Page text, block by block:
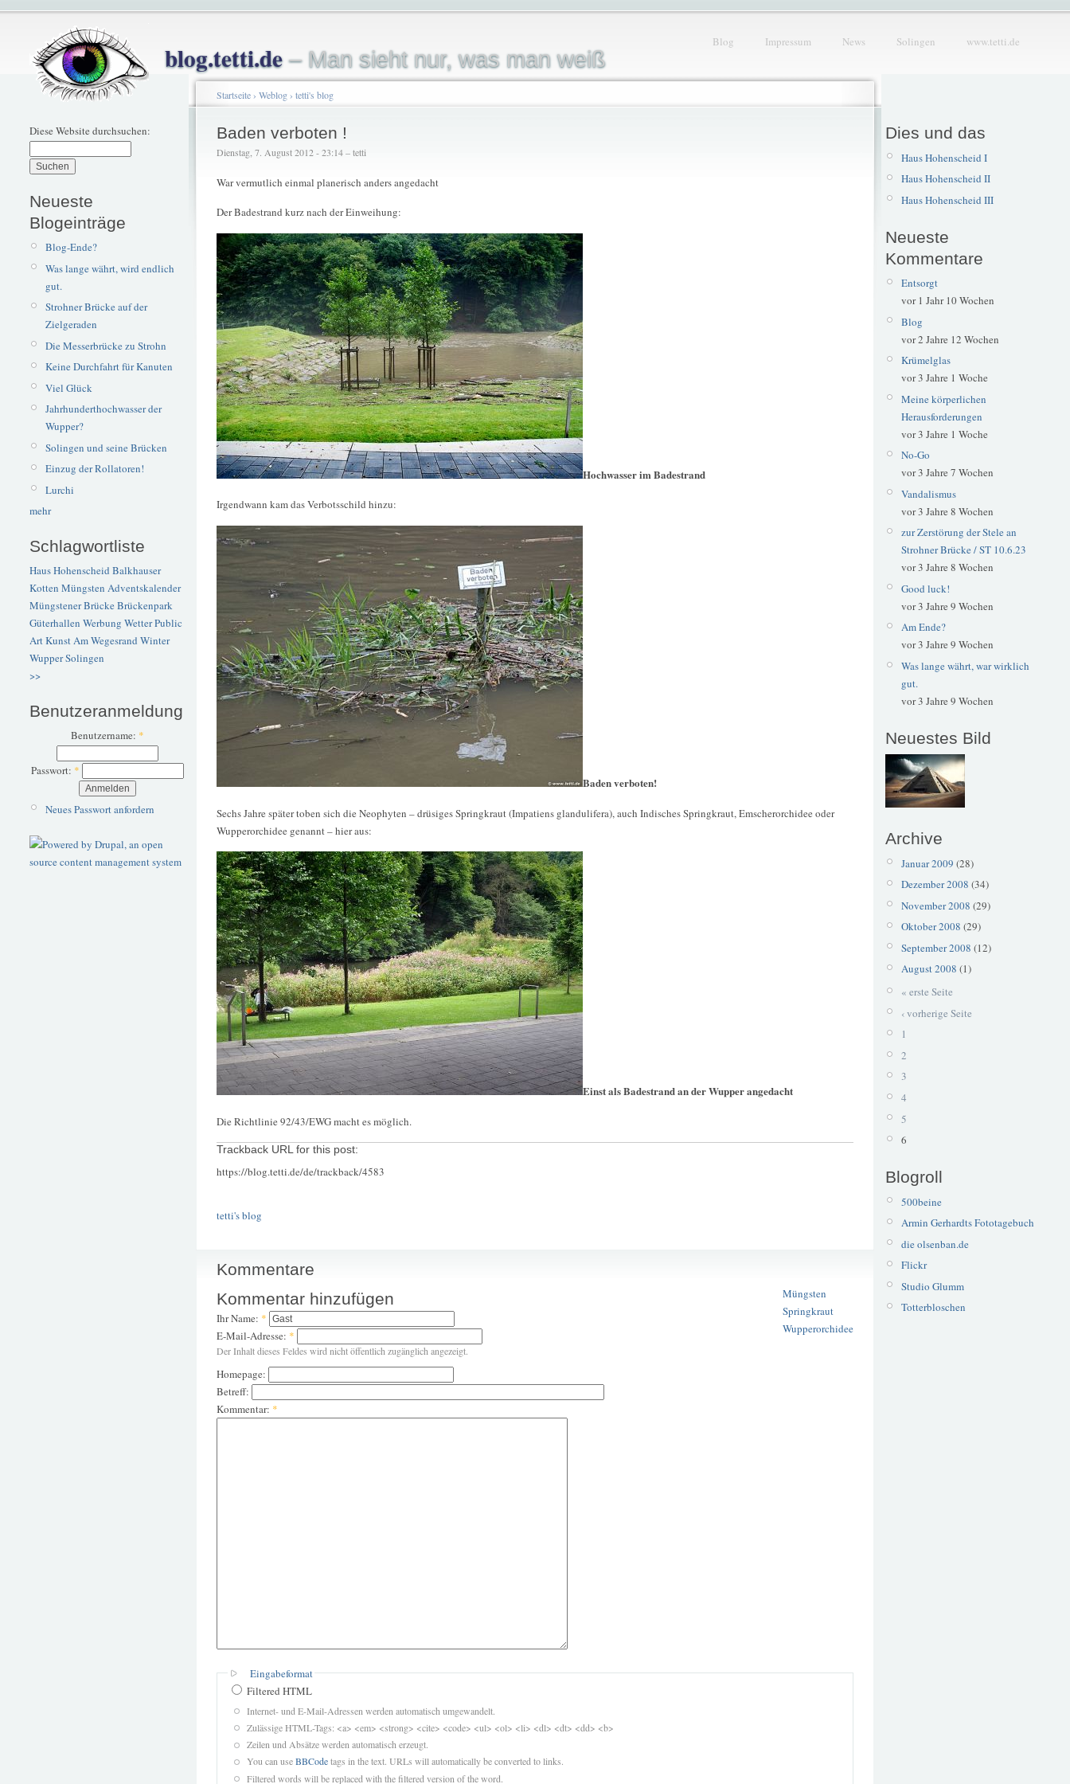
blog.tetti.de– Man sieht nur, was man weiß
Blog Impressum News Solingen www.tetti.de
Diese Website durchsuchen:
Neueste
Blogeinträge
Blog-Ende?
Was lange währt, wird endlich
gut.
Strohner Brücke auf der
Zielgeraden
Die Messerbrücke zu Strohn
Keine Durchfahrt für Kanuten
Viel Glück
Jahrhunderthochwasser der
Wupper?
Solingen und seine Brücken
Einzug der Rollatoren!
Lurchi
mehr
Schlagwortliste
Haus Hohenscheid Balkhauser
Kotten Müngsten Adventskalender
Müngstener BrückeBrückenpark
Güterhallen Werbung WetterPublic
ArtKunstAm Wegesrand Winter
WupperSolingen
>>
Benutzeranmeldung
Benutzername: *
Passwort: *
Neues Passwort anfordern
Startseite› Weblog› tetti's blog
Baden verboten !
Dienstag, 7. August 2012 - 23:14 – tetti
War vermutlich einmal planerisch anders angedacht
Der Badestrand kurz nach der Einweihung:
Hochwasser im Badestrand
Irgendwann kam das Verbotsschild hinzu:
Baden verboten!
Sechs Jahre später toben sich die Neophyten – drüsiges Springkraut (Impatiens glandulifera), auch Indisches Springkraut, Emscherorchidee oder
Wupperorchidee genannt – hier aus:
Einst als Badestrand an der Wupper angedacht
Die Richtlinie 92/43/EWG macht es möglich.
Trackback URL for this post:
https://blog.tetti.de/de/trackback/4583
tetti's blog
Müngsten
Springkraut
Wupperorchidee
Kommentare
Kommentar hinzufügen
Ihr Name: *
E-Mail-Adresse: *
Der Inhalt dieses Feldes wird nicht öffentlich zugänglich angezeigt.
Homepage:
Betreff:
Kommentar: *
Eingabeformat
Filtered HTML
Internet- und E-Mail-Adressen werden automatisch umgewandelt.
Zulässige HTML-Tags: <a> <em> <strong> <cite> <code> <ul> <ol> <li> <dl> <dt> <dd> <b>
Zeilen und Absätze werden automatisch erzeugt.
You can useBBCodetags in the text. URLs will automatically be converted to links.
Filtered words will be replaced with the filtered version of the word.
Dies und das
Haus Hohenscheid I
Haus Hohenscheid II
Haus Hohenscheid III
Neueste
Kommentare
Entsorgt
vor 1 Jahr 10 Wochen
Blog
vor 2 Jahre 12 Wochen
Krümelglas
vor 3 Jahre 1 Woche
Meine körperlichen
Herausforderungen
vor 3 Jahre 1 Woche
No-Go
vor 3 Jahre 7 Wochen
Vandalismus
vor 3 Jahre 8 Wochen
zur Zerstörung der Stele an
Strohner Brücke / ST 10.6.23
vor 3 Jahre 8 Wochen
Good luck!
vor 3 Jahre 9 Wochen
Am Ende?
vor 3 Jahre 9 Wochen
Was lange währt, war wirklich
gut.
vor 3 Jahre 9 Wochen
Neuestes Bild
Archive
Januar 2009 (28)
Dezember 2008 (34)
November 2008 (29)
Oktober 2008 (29)
September 2008 (12)
August 2008 (1)
« erste Seite
‹ vorherige Seite
1
2
3
4
5
6
Blogroll
500beine
Armin Gerhardts Fototagebuch
die olsenban.de
Flickr
Studio Glumm
Totterbloschen